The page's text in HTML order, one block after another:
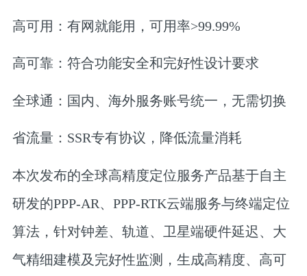
高可用 ： 有网就能用，可用率>99.99%
高可靠 ： 符合功能安全和完好性设计要求
全球通 ： 国内、海外服务账号统一，无需切换
省流量： SSR专有协议，降低流量消耗
本次发布的全球高精度定位服务产品基于自主
研发的PPP-AR、PPP-RTK云端服务与终端定位
算法，针对钟差、轨道、卫星端硬件延迟、大
气精细建模及完好性监测，生成高精度、高可